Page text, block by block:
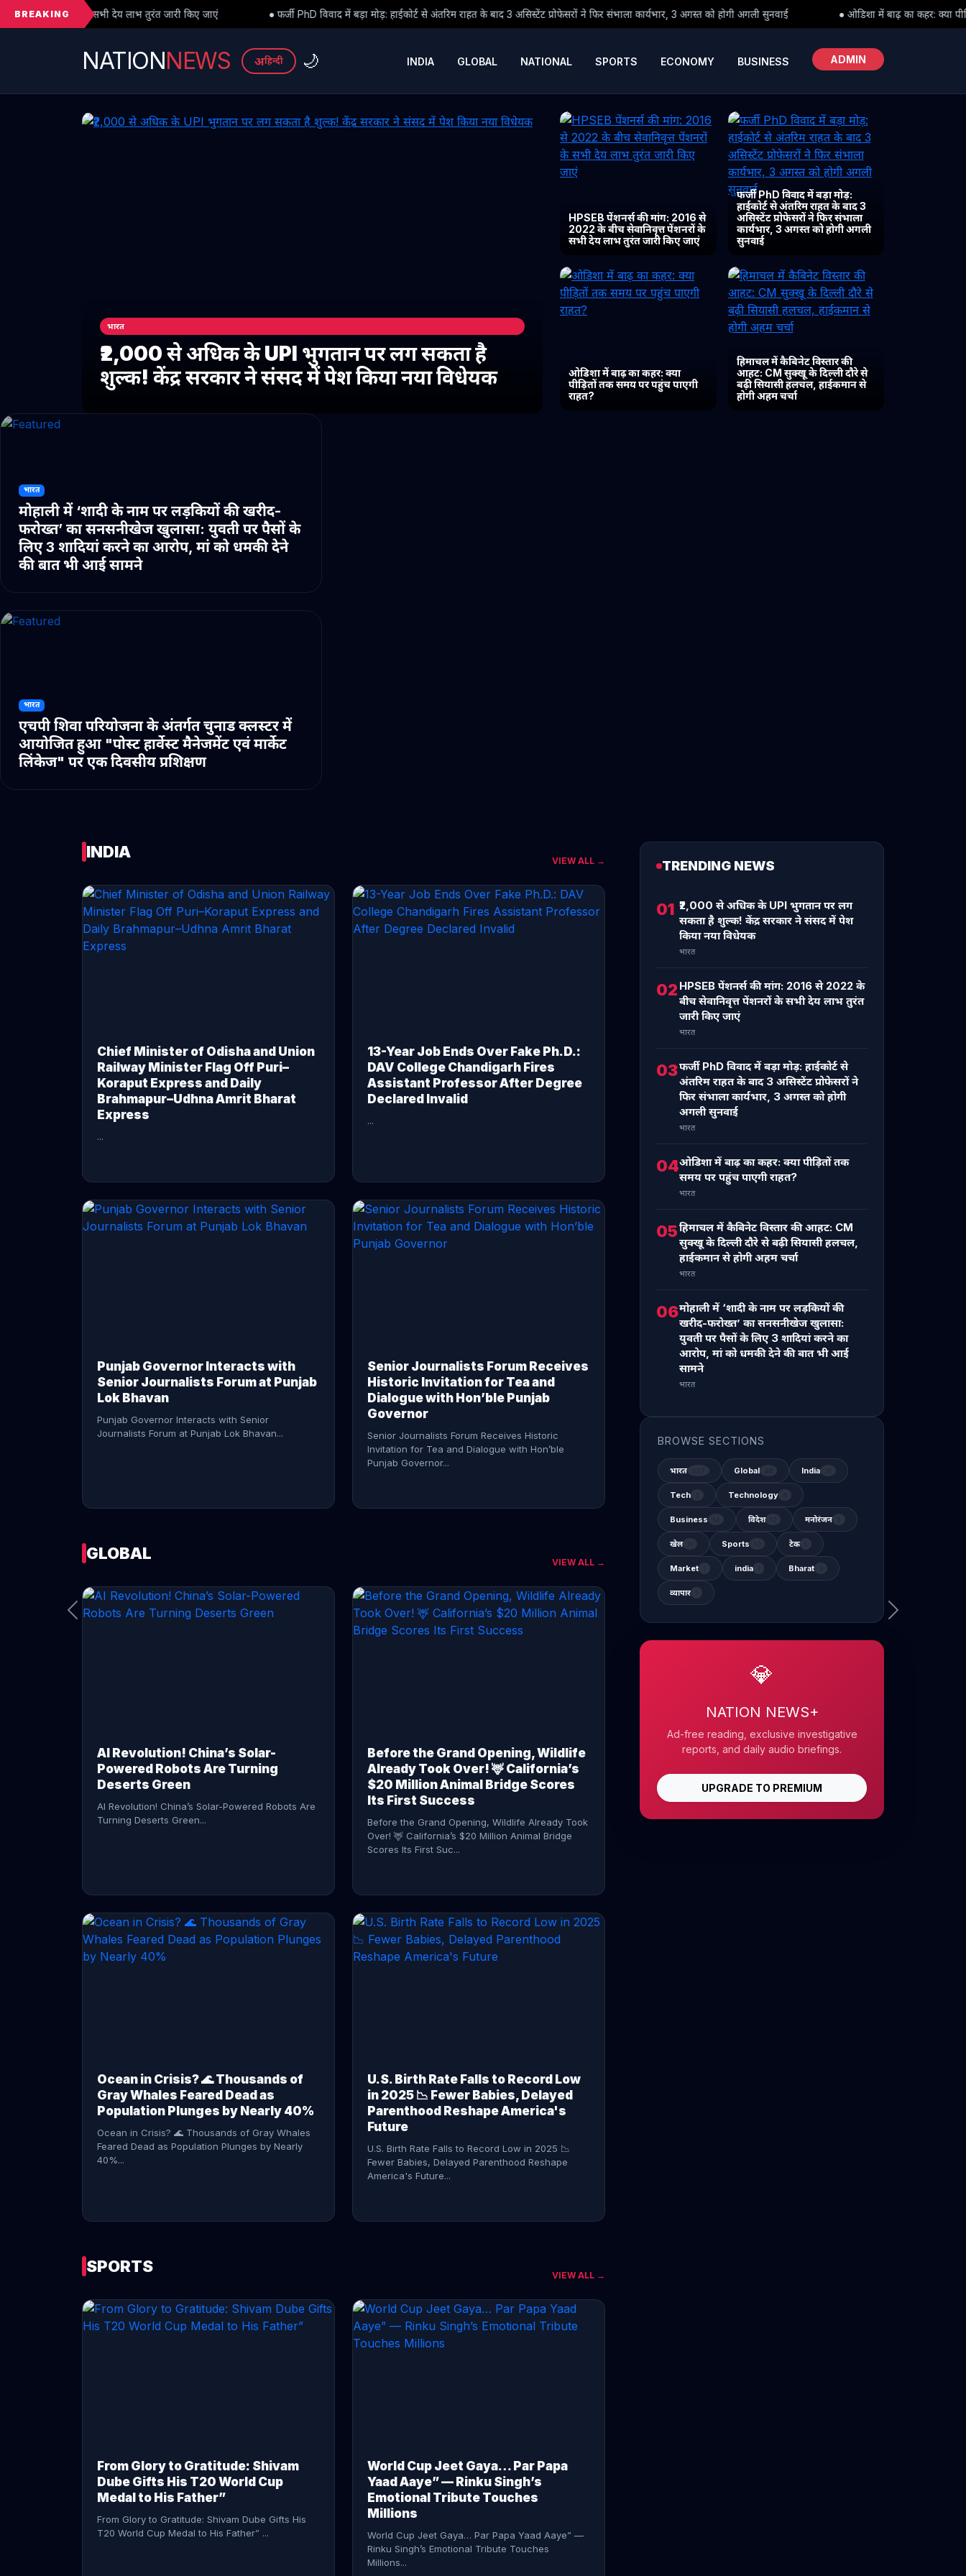
BREAKING
देय लाभ तुरंत जारी किए जाएं ● फर्जी PhD विवाद में बड़ा मोड़: हाईकोर्ट से अंतरिम राहत के बाद 3 असिस्टेंट प्रोफेसरों ने फिर संभाला कार्यभार, 3 अगस्त को होगी अगली सुनवाई ● ओडिशा में बाढ़ का कहर: क्या पीड़ितों तक समय पर पहुंच
NATIONNEWS अहिन्दी 🌙 INDIA GLOBAL NATIONAL SPORTS ECONOMY BUSINESS ADMIN
भारत
₹2,000 से अधिक के UPI भुगतान पर लग सकता है
शुल्क! केंद्र सरकार ने संसद में पेश किया नया विधेयक
HPSEB पेंशनर्स की मांग: 2016 से
2022 के बीच सेवानिवृत्त पेंशनरों के
सभी देय लाभ तुरंत जारी किए जाएं
फर्जी PhD विवाद में बड़ा मोड़:
हाईकोर्ट से अंतरिम राहत के बाद 3
असिस्टेंट प्रोफेसरों ने फिर संभाला
कार्यभार, 3 अगस्त को होगी अगली
सुनवाई
ओडिशा में बाढ़ का कहर: क्या
पीड़ितों तक समय पर पहुंच पाएगी
राहत?
हिमाचल में कैबिनेट विस्तार की
आहट: CM सुक्खू के दिल्ली दौरे से
बढ़ी सियासी हलचल, हाईकमान से
होगी अहम चर्चा
भारत
मोहाली में ‘शादी के नाम पर लड़कियों की खरीद-
फरोख्त’ का सनसनीखेज खुलासा: युवती पर पैसों के
लिए 3 शादियां करने का आरोप, मां को धमकी देने
की बात भी आई सामने
भारत
एचपी शिवा परियोजना के अंतर्गत चुनाड क्लस्टर में
आयोजित हुआ "पोस्ट हार्वेस्ट मैनेजमेंट एवं मार्केट
लिंकेज" पर एक दिवसीय प्रशिक्षण
INDIA VIEW ALL →
Chief Minister of Odisha and Union
Railway Minister Flag Off Puri–
Koraput Express and Daily
Brahmapur–Udhna Amrit Bharat
Express
...
13-Year Job Ends Over Fake Ph.D.:
DAV College Chandigarh Fires
Assistant Professor After Degree
Declared Invalid
...
Punjab Governor Interacts with
Senior Journalists Forum at Punjab
Lok Bhavan
Punjab Governor Interacts with Senior
Journalists Forum at Punjab Lok Bhavan...
Senior Journalists Forum Receives
Historic Invitation for Tea and
Dialogue with Hon’ble Punjab
Governor
Senior Journalists Forum Receives Historic
Invitation for Tea and Dialogue with Hon’ble
Punjab Governor...
CONTINUE READING →
GLOBAL VIEW ALL →
AI Revolution! China’s Solar-
Powered Robots Are Turning
Deserts Green
AI Revolution! China’s Solar-Powered Robots Are
Turning Deserts Green...
Before the Grand Opening, Wildlife
Already Took Over! 🦌 California’s
$20 Million Animal Bridge Scores
Its First Success
Before the Grand Opening, Wildlife Already Took
Over! 🦌 California’s $20 Million Animal Bridge
Scores Its First Suc...
Ocean in Crisis? 🌊 Thousands of
Gray Whales Feared Dead as
Population Plunges by Nearly 40%
Ocean in Crisis? 🌊 Thousands of Gray Whales
Feared Dead as Population Plunges by Nearly
40%...
U.S. Birth Rate Falls to Record Low
in 2025 📉 Fewer Babies, Delayed
Parenthood Reshape America's
Future
U.S. Birth Rate Falls to Record Low in 2025 📉
Fewer Babies, Delayed Parenthood Reshape
America's Future...
CONTINUE READING →
SPORTS VIEW ALL →
From Glory to Gratitude: Shivam
Dube Gifts His T20 World Cup
Medal to His Father”
From Glory to Gratitude: Shivam Dube Gifts His
T20 World Cup Medal to His Father” ...
World Cup Jeet Gaya… Par Papa
Yaad Aaye” — Rinku Singh’s
Emotional Tribute Touches
Millions
World Cup Jeet Gaya… Par Papa Yaad Aaye” —
Rinku Singh’s Emotional Tribute Touches
Millions...
TRENDING NEWS
01 ₹2,000 से अधिक के UPI भुगतान पर लग
सकता है शुल्क! केंद्र सरकार ने संसद में पेश
किया नया विधेयक
भारत
02 HPSEB पेंशनर्स की मांग: 2016 से 2022 के
बीच सेवानिवृत्त पेंशनरों के सभी देय लाभ तुरंत
जारी किए जाएं
भारत
03फर्जी PhD विवाद में बड़ा मोड़: हाईकोर्ट से
अंतरिम राहत के बाद 3 असिस्टेंट प्रोफेसरों ने
फिर संभाला कार्यभार, 3 अगस्त को होगी
अगली सुनवाई
भारत
04ओडिशा में बाढ़ का कहर: क्या पीड़ितों तक
समय पर पहुंच पाएगी राहत?
भारत
05हिमाचल में कैबिनेट विस्तार की आहट: CM
सुक्खू के दिल्ली दौरे से बढ़ी सियासी हलचल,
हाईकमान से होगी अहम चर्चा
भारत
06मोहाली में ‘शादी के नाम पर लड़कियों की
खरीद-फरोख्त’ का सनसनीखेज खुलासा:
युवती पर पैसों के लिए 3 शादियां करने का
आरोप, मां को धमकी देने की बात भी आई
सामने
भारत
BROWSE SECTIONS
भारत Global India
Tech Technology
Business विदेश मनोरंजन
खेल Sports टेक
Market india Bharat
व्यापार
💎
NATION NEWS+
Ad-free reading, exclusive investigative
reports, and daily audio briefings.
UPGRADE TO PREMIUM